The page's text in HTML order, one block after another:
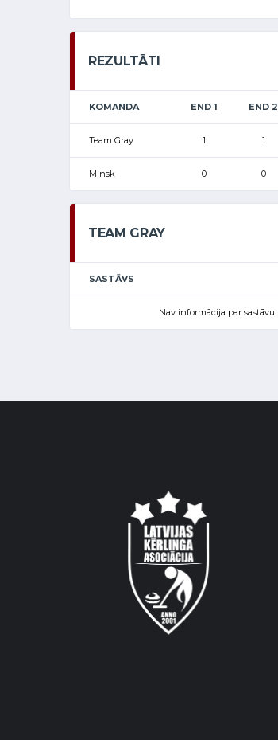
REZULTĀTI
KOMANDA END 1 END 2
Team Gray 1 1
Minsk 0 0
TEAM GRAY
SASTĀVS
Nav informācija par sastāvu